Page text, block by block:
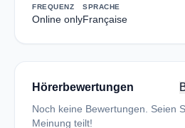
FREQUENZ
Online only
SPRACHE
Française
Hörerbewertungen
Noch keine Bewertungen. Seien
Meinung teilt!